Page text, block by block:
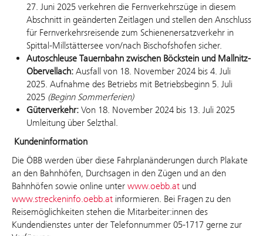
27. Juni 2025 verkehren die Fernverkehrszüge in diesem
Abschnitt in geänderten Zeitlagen und stellen den Anschluss
für Fernverkehrsreisende zum Schienenersatzverkehr in
Spittal-Millstättersee von/nach Bischofshofen sicher.
Autoschleuse Tauernbahn zwischen Böckstein und Mallnitz-
Obervellach: Ausfall von 18. November 2024 bis 4. Juli
2025. Aufnahme des Betriebs mit Betriebsbeginn 5. Juli
2025 (Beginn Sommerferien)
Güterverkehr: Von 18. November 2024 bis 13. Juli 2025
Umleitung über Selzthal.
Kundeninformation
Die ÖBB werden über diese Fahrplanänderungen durch Plakate
an den Bahnhöfen, Durchsagen in den Zügen und an den
Bahnhöfen sowie online unter www.oebb.at und
www.streckeninfo.oebb.at informieren. Bei Fragen zu den
Reisemöglichkeiten stehen die Mitarbeiter:innen des
Kundendienstes unter der Telefonnummer 05-1717 gerne zur